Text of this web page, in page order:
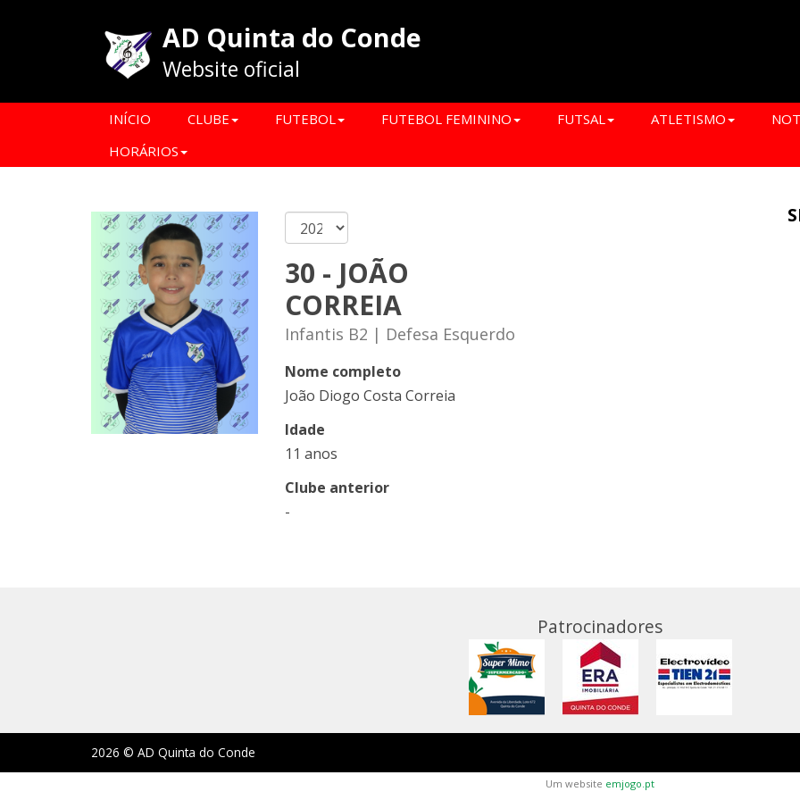
AD Quinta do Conde
Website oficial
INÍCIO CLUBE FUTEBOL FUTEBOL FEMININO FUTSAL ATLETISMO
HORÁRIOS
30 - JOÃO
CORREIA
Infantis B2 | Defesa Esquerdo
Nome completo
João Diogo Costa Correia
Idade
11 anos
Clube anterior
-
Patrocinadores
2026 © AD Quinta do Conde
Um website emjogo.pt